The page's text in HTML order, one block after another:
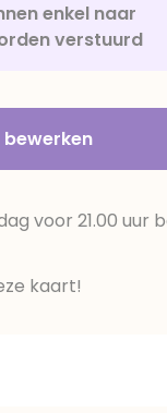
enkel naar
verstuurd
voor 21.00 uur
kaart!